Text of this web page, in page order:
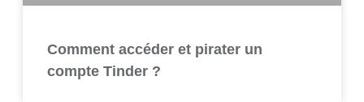
Comment accéder et pirater un
compte Tinder ?